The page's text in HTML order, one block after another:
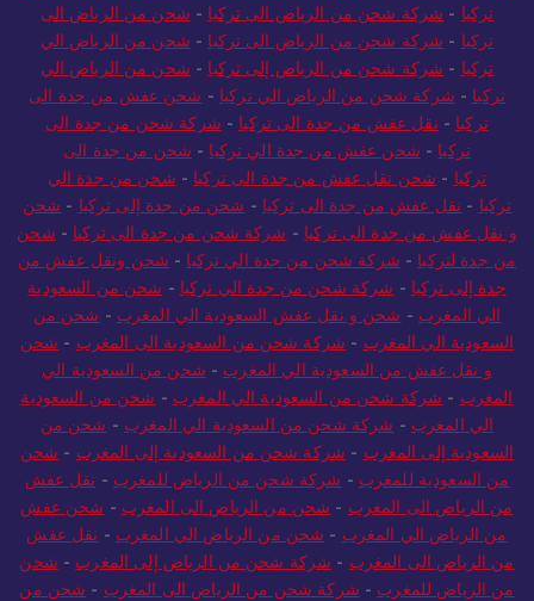
تركيا - شركة شحن من الرياض الى تركيا - شحن من الرياض الى
تركيا - شركة شحن من الرياض الى تركيا - شحن من الرياض الي
تركيا - شركة شحن من الرياض إلى تركيا - شحن من الرياض الي
تركيا - شركة شحن من الرياض الي تركيا - شحن عفش من جدة الى
تركيا - نقل عفش من جدة الى تركيا - شركة شحن من جدة الى
تركيا - شحن عفش من جدة الي تركيا - شحن من جدة الى
تركيا - شحن نقل عفش من جدة الى تركيا - شحن من جدة الي
تركيا - نقل عفش من جدة الى تركيا - شحن من جدة إلى تركيا - شحن
و نقل عفش من جدة الى تركيا - شركة شحن من جدة الى تركيا - شحن
من جدة لتركيا - شركة شحن من جدة الي تركيا - شحن ونقل عفش من
جدة إلى تركيا - شركة شحن من جدة الي تركيا - شحن من السعودية
الي المغرب - شحن و نقل عفش السعودية الي المغرب - شحن من
السعودية الي المغرب - شركة شحن من السعودية الى المغرب - شحن
و نقل عفش من السعودية الي المغرب - شحن من السعودية الي
المغرب - شركة شحن من السعودية الي المغرب - شحن من السعودية
الي المغرب - شركة شحن من السعودية الي المغرب - شحن من
السعودية إلى المغرب - شركة شحن من السعودية إلى المغرب - شحن
من السعودية للمغرب - شركة شحن من الرياض للمغرب - نقل عفش
من الرياض الى المغرب - شحن من الرياض الى المغرب - شحن عفش
من الرياض الي المغرب - شحن من الرياض الي المغرب - نقل عفش
من الرياض الى المغرب - شركة شحن من الرياض إلى المغرب - شحن
من الرياض للمغرب - شركة شحن من الرياض الى المغرب - شحن من